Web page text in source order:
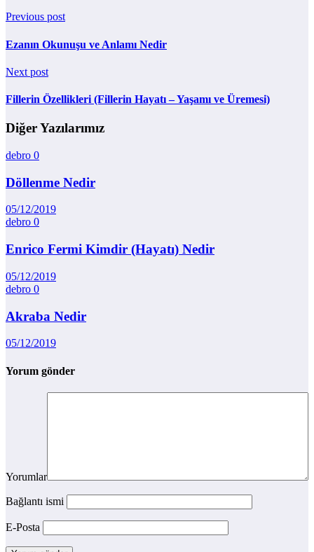
Previous post
Ezanın Okunuşu ve Anlamı Nedir
Next post
Fillerin Özellikleri (Fillerin Hayatı – Yaşamı ve Üremesi)
Diğer Yazılarımız
debro 0
Döllenme Nedir
05/12/2019
debro 0
Enrico Fermi Kimdir (Hayatı) Nedir
05/12/2019
debro 0
Akraba Nedir
05/12/2019
Yorum gönder
Yorumlar
Bağlantı ismi
E-Posta